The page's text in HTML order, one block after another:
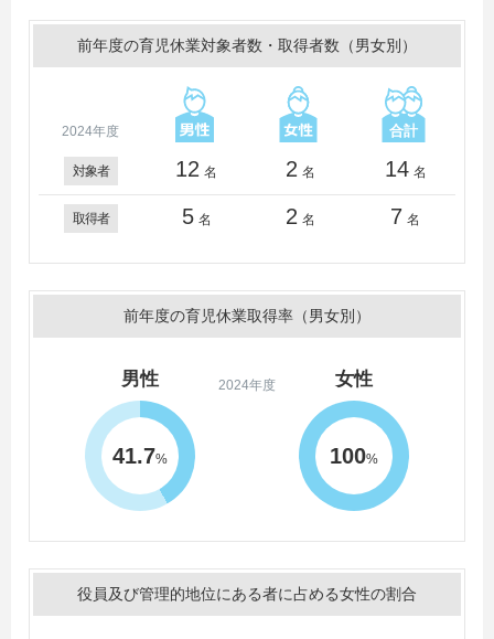
前年度の育児休業対象者数・取得者数（男女別）
2024年度
対象者 12 名 2 名 14 名
取得者 5 名 2 名 7 名
前年度の育児休業取得率（男女別）
2024年度
男性
41.7%
女性
100%
役員及び管理的地位にある者に占める女性の割合